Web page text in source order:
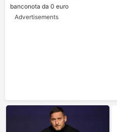
banconota da 0 euro
Advertisements